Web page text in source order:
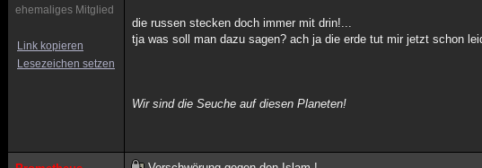
ehemaliges Mitglied
Link kopieren
Lesezeichen setzen
die russen stecken doch immer mit drin!...
tja was soll man dazu sagen? ach ja die erde tut mir jetzt schon
Wir sind die Seuche auf diesen Planeten!